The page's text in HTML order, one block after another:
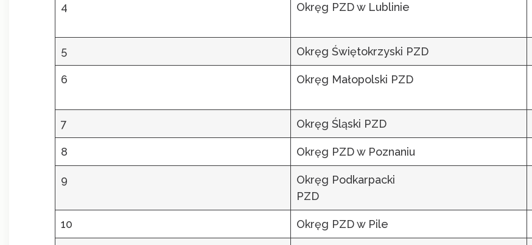
4 Okręg PZD w Lublinie
5 Okręg Świętokrzyski PZD
6 Okręg Małopolski PZD
7 Okręg Śląski PZD
8 Okręg PZD w Poznaniu
9
Okręg Podkarpacki
PZD
10 Okręg PZD w Pile